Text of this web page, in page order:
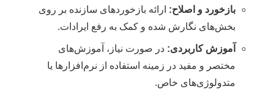
بازخورد و اصلاح: ارائه بازخوردهای سازنده بر روی
بخش‌های نگارش شده و کمک به رفع ایرادات.
آموزش کاربردی: در صورت نیاز، آموزش‌های
مختصر و مفید در زمینه استفاده از نرم‌افزارها یا
متدولوژی‌های خاص.